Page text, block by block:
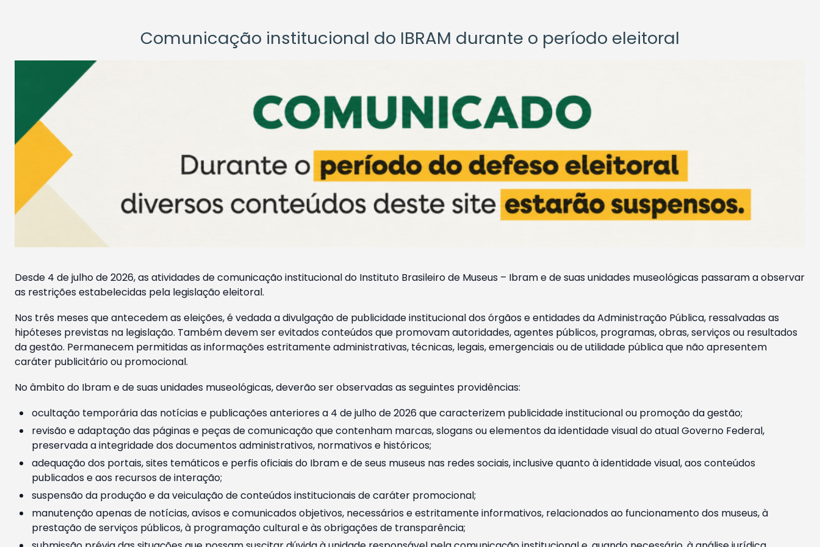
Comunicação institucional do IBRAM durante o período eleitoral
Desde 4 de julho de 2026, as atividades de comunicação institucional do Instituto Brasileiro de Museus – Ibram e de suas unidades museológicas passaram a observar
as restrições estabelecidas pela legislação eleitoral.
Nos três meses que antecedem as eleições, é vedada a divulgação de publicidade institucional dos órgãos e entidades da Administração Pública, ressalvadas as
hipóteses previstas na legislação. Também devem ser evitados conteúdos que promovam autoridades, agentes públicos, programas, obras, serviços ou resultados
da gestão. Permanecem permitidas as informações estritamente administrativas, técnicas, legais, emergenciais ou de utilidade pública que não apresentem
caráter publicitário ou promocional.
No âmbito do Ibram e de suas unidades museológicas, deverão ser observadas as seguintes providências:
ocultação temporária das notícias e publicações anteriores a 4 de julho de 2026 que caracterizem publicidade institucional ou promoção da gestão;
revisão e adaptação das páginas e peças de comunicação que contenham marcas, slogans ou elementos da identidade visual do atual Governo Federal,
preservada a integridade dos documentos administrativos, normativos e históricos;
adequação dos portais, sites temáticos e perfis oficiais do Ibram e de seus museus nas redes sociais, inclusive quanto à identidade visual, aos conteúdos
publicados e aos recursos de interação;
suspensão da produção e da veiculação de conteúdos institucionais de caráter promocional;
manutenção apenas de notícias, avisos e comunicados objetivos, necessários e estritamente informativos, relacionados ao funcionamento dos museus, à
prestação de serviços públicos, à programação cultural e às obrigações de transparência;